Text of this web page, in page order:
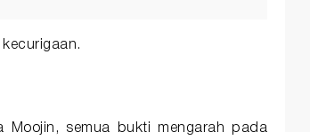
semua bukti mengarah pada